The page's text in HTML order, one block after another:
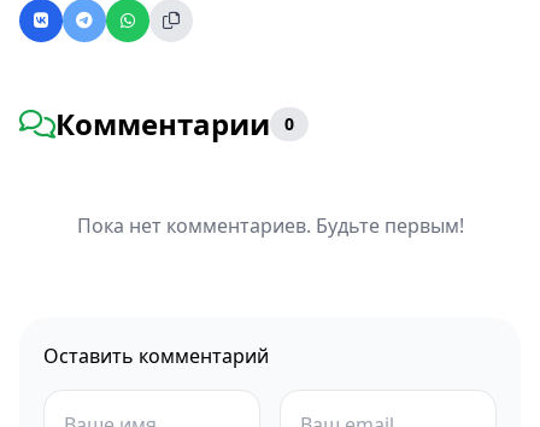
Комментарии 0
Пока нет комментариев. Будьте первым!
Оставить комментарий